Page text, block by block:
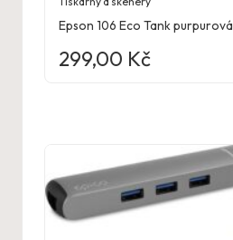
Epson 106 Eco Tank purpurová
299,00 Kč